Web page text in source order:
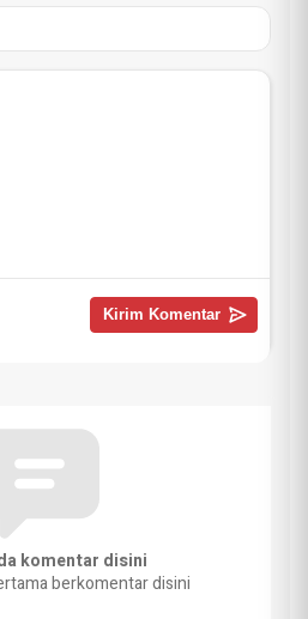
komentar disini
berkomentar disini